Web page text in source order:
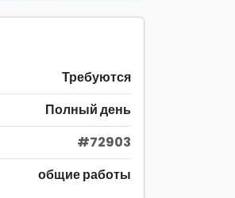
Требуются
Полный день
#72903
общие работы